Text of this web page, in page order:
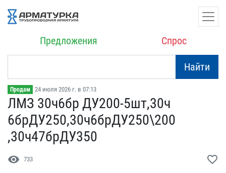
Предложения Спрос
Найти
Продам 24 июля 2026 г. в 07:13
ЛМЗ 30ч6бр ДУ200-5шт,30ч​
6брДУ250,30ч6брДУ250\200​
,30ч47брДУ350
visibility 733 favorite_border